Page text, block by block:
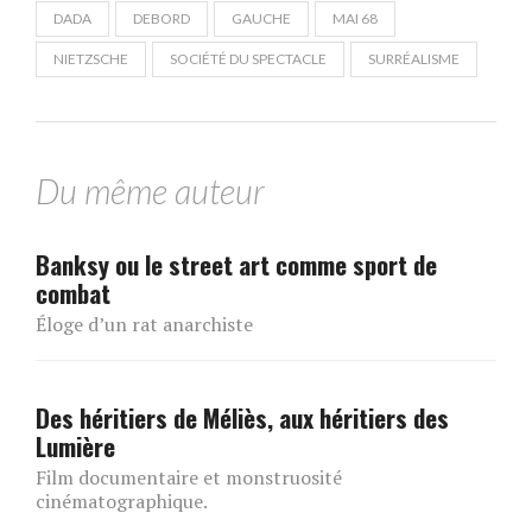
DADA DEBORD GAUCHE MAI 68
NIETZSCHE SOCIÉTÉ DU SPECTACLE SURRÉALISME
Du même auteur
Banksy ou le street art comme sport de
combat
Éloge d’un rat anarchiste
Des héritiers de Méliès, aux héritiers des
Lumière
Film documentaire et monstruosité
cinématographique.